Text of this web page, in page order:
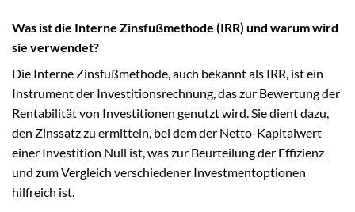
Was ist die Interne Zinsfußmethode (IRR) und warum wird
sie verwendet?
Die Interne Zinsfußmethode, auch bekannt als IRR, ist ein
Instrument der Investitionsrechnung, das zur Bewertung der
Rentabilität von Investitionen genutzt wird. Sie dient dazu,
den Zinssatz zu ermitteln, bei dem der Netto-Kapitalwert
einer Investition Null ist, was zur Beurteilung der Effizienz
und zum Vergleich verschiedener Investmentoptionen
hilfreich ist.